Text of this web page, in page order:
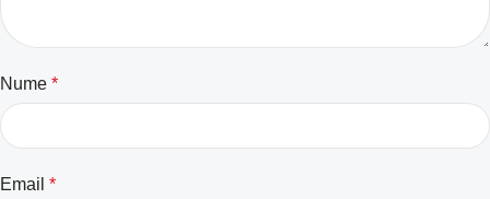
Nume *
Email *